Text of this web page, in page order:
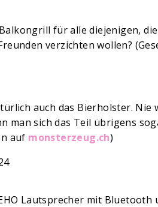
für alle diejenigen,
verzichten wollen?
auch das Bierholster. Nie
man sich das Teil übrigens
auf monsterzeug.ch)
Lautsprecher mit Bluetooth